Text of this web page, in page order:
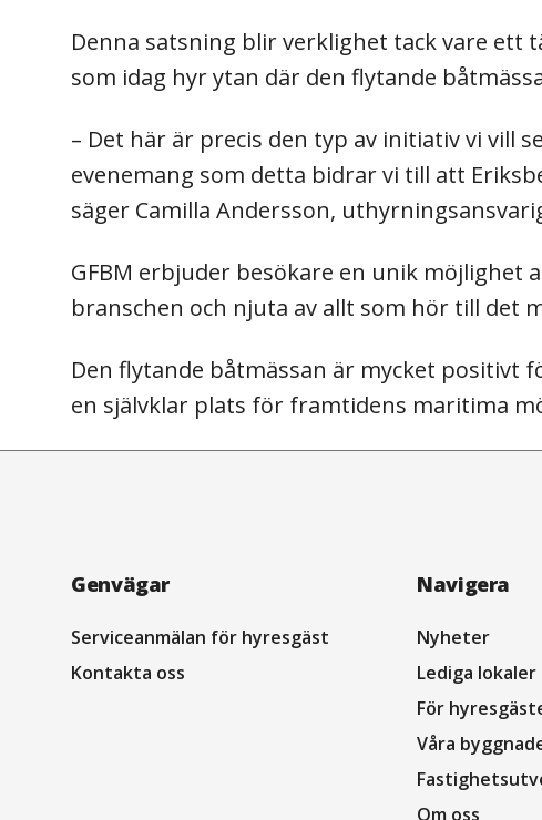
Denna satsning blir verklighet tack vare ett
som idag hyr ytan där den flytande
– Det här är precis den typ av initiativ vi vill
evenemang som detta bidrar vi till att
säger Camilla Andersson,
GFBM erbjuder besökare en unik
branschen och njuta av allt som hör till det
Den flytande båtmässan är mycket positivt
en självklar plats för framtidens maritima
Navigation
sidfot
Genvägar
Serviceanmälan för hyresgäst
Kontakta oss
Navigera
Nyheter
Lediga lokaler
För
Våra
Om oss